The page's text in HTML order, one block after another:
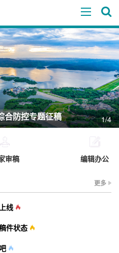
合防控专题征稿 1/4
审稿 编辑办公
更多
线
件状态